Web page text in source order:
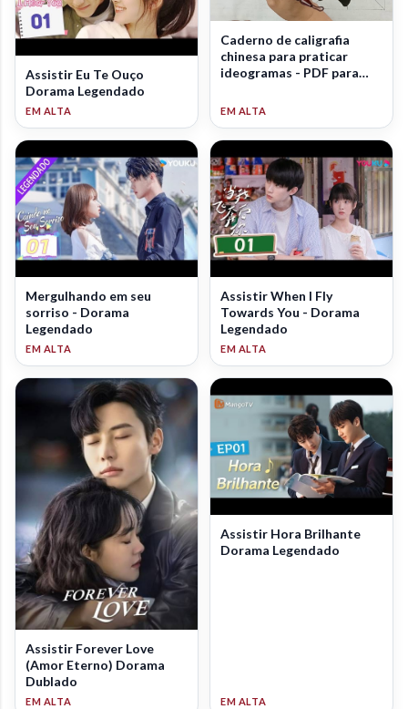
Assistir Eu Te Ouço
Dorama Legendado
Caderno de caligrafia
chinesa para praticar
ideogramas - PDF para
Mergulhando em seu
sorriso - Dorama
Legendado
Assistir When I Fly
Towards You - Dorama
Legendado
Assistir Forever Love
(Amor Eterno) Dorama
Dublado
Assistir Hora Brilhante
Dorama Legendado